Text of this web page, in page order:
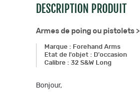
DESCRIPTION PRODUIT
Armes de poing ou pistolets >
Marque : Forehand Arms
Etat de l'objet : D'occasion
Calibre : 32 S&W Long
Bonjour,